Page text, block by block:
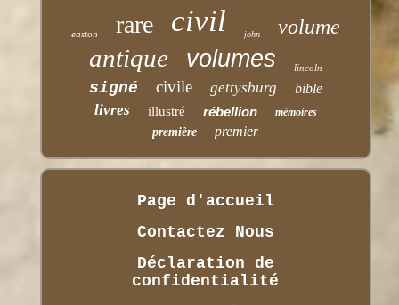
easton rare civil john volume
antique volumes lincoln
signé civile gettysburg bible
livres illustré rébellion mémoires
première premier
Page d'accueil
Contactez Nous
Déclaration de
confidentialité